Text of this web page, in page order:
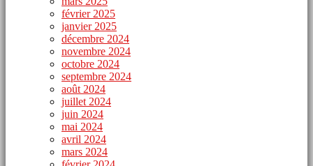
février 2025
janvier 2025
décembre 2024
novembre 2024
octobre 2024
septembre 2024
août 2024
juillet 2024
juin 2024
mai 2024
avril 2024
mars 2024